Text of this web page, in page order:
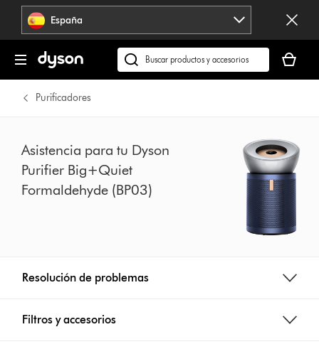
Omitir
navegación España
Buscar
en
cesta
está
Purificadores
Asistencia para tu Dyson
Purifier Big+Quiet
Formaldehyde (BP03)
Resolución de problemas
Filtros y accesorios